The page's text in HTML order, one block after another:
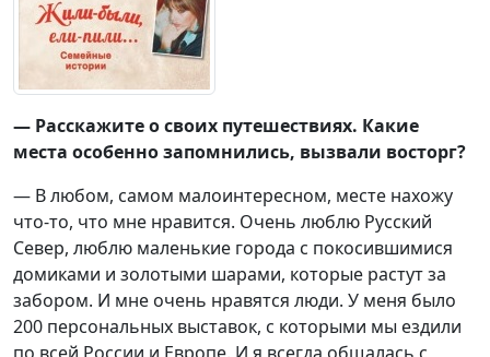
— Расскажите о своих путешествиях. Какие
места особенно запомнились, вызвали восторг?
— В любом, самом малоинтересном, месте нахожу
что-то, что мне нравится. Очень люблю Русский
Север, люблю маленькие города с покосившимися
домиками и золотыми шарами, которые растут за
забором. И мне очень нравятся люди. У меня было
200 персональных выставок, с которыми мы ездили